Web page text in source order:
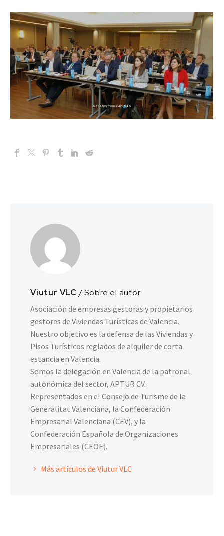
Viutur VLC / Sobre el autor
Asociación de empresas gestoras y propietarios
gestores de Viviendas Turísticas de Valencia.
Nuestro objetivo es la defensa de las Viviendas y
Pisos Turísticos reglados de alquiler de corta
estancia en Valencia.
Somos la delegación en Valencia de la patronal
autonómica del sector, APTUR CV.
Representados en el Consejo de Turisme de la
Generalitat Valenciana, la Confederación
Empresarial Valenciana (CEV), y la
Confederación Española de Organizaciones
Empresariales (CEOE).
Más artículos de Viutur VLC